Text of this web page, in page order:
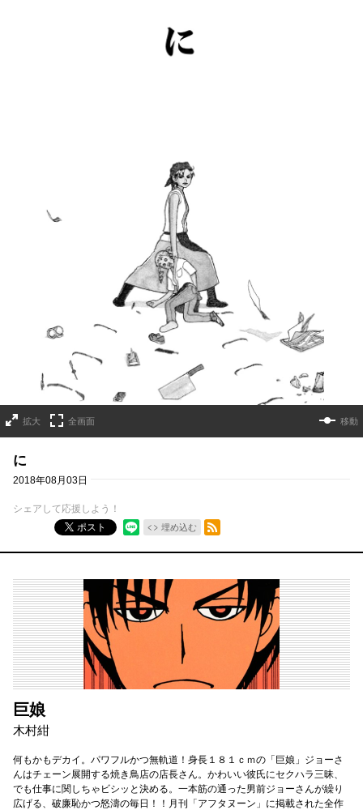
拡大 全画面 移動
に
2018年08月03日
シェアして応援しよう！
ポスト
埋め込む
RSSフィード
巨娘
木村紺
何もかもデカイ。パワフルかつ無軌道！身長１８１ｃｍの「巨娘」ジョーさ
んはチェーン展開する焼き鳥店の店長さん。かわいい彼氏にセクハラ三昧、
でも仕事に関しちゃビシッと決める。一本筋の通った男前ジョーさんが繰り
広げる、破廉恥かつ怒濤の毎日！！月刊「アフタヌーン」に掲載された全作